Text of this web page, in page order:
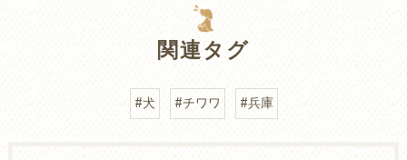
関連タグ
#犬 #チワワ #兵庫